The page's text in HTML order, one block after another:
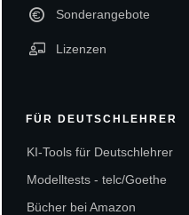
Sonderangebote
Lizenzen
FÜR DEUTSCHLEHRER
KI-Tools für Deutschlehrer
Modelltests - telc/Goethe
Bücher bei Amazon